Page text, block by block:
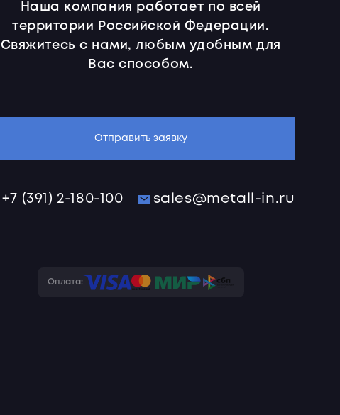
Наша компания работает по всей
территории Российской Федерации.
Свяжитесь с нами, любым удобным для
Вас способом.
Отправить заявку
+7 (391) 2-180-100 sales@metall-in.ru
Оплата: